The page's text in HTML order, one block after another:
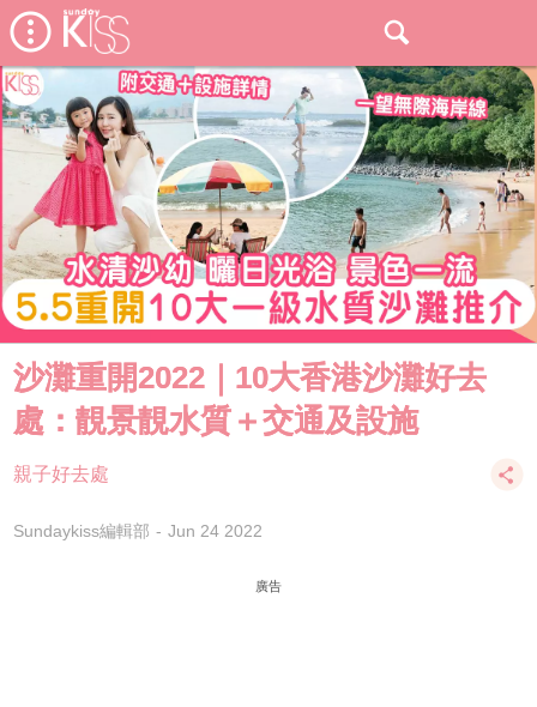
沙灘重開2022｜10大香港沙灘好去
處：靚景靚水質＋交通及設施
親子好去處
Sundaykiss編輯部 Jun 24 2022
廣告